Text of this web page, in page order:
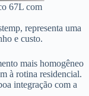
67L com
representa uma
e custo.
mais homogêneo
à rotina residencial.
integração com a